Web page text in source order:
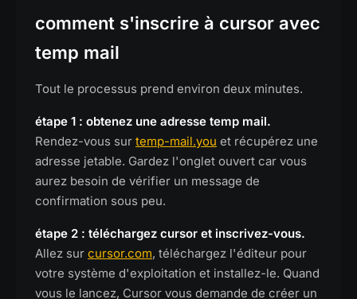
comment s'inscrire à cursor avec
temp mail
Tout le processus prend environ deux minutes.
étape 1 : obtenez une adresse temp mail.
Rendez-vous sur temp-mail.you et récupérez une
adresse jetable. Gardez l'onglet ouvert car vous
aurez besoin de vérifier un message de
confirmation sous peu.
étape 2 : téléchargez cursor et inscrivez-vous.
Allez sur cursor.com, téléchargez l'éditeur pour
votre système d'exploitation et installez-le. Quand
vous le lancez, Cursor vous demande de créer un